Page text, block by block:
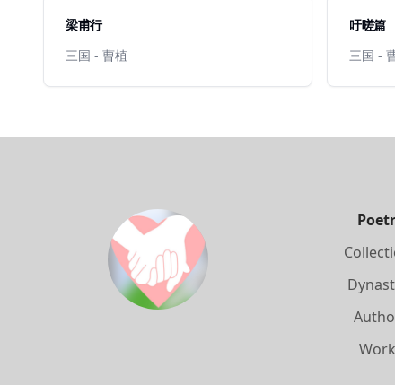
梁甫行
三国 - 曹植
吁嗟篇
三国 -